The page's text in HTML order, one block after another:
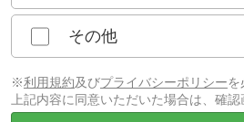
その他
※利用規約及びプライバシーポリシーを
上記内容に同意いただいた場合は、確認